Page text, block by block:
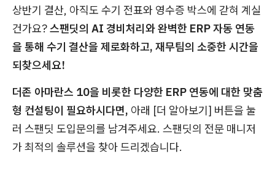
상반기 결산, 아직도 수기 전표와 영수증 박스에 갇혀 계실
건가요?스팬딧의 AI 경비처리와 완벽한 ERP 자동 연동
을 통해 수기 결산을 제로화하고, 재무팀의 소중한 시간을
되찾으세요!
더존 아마란스 10을 비롯한 다양한 ERP 연동에 대한 맞춤
형 컨설팅이 필요하시다면, 아래 [더 알아보기] 버튼을 눌
러 스팬딧 도입문의를 남겨주세요. 스팬딧의 전문 매니저
가 최적의 솔루션을 찾아 드리겠습니다.